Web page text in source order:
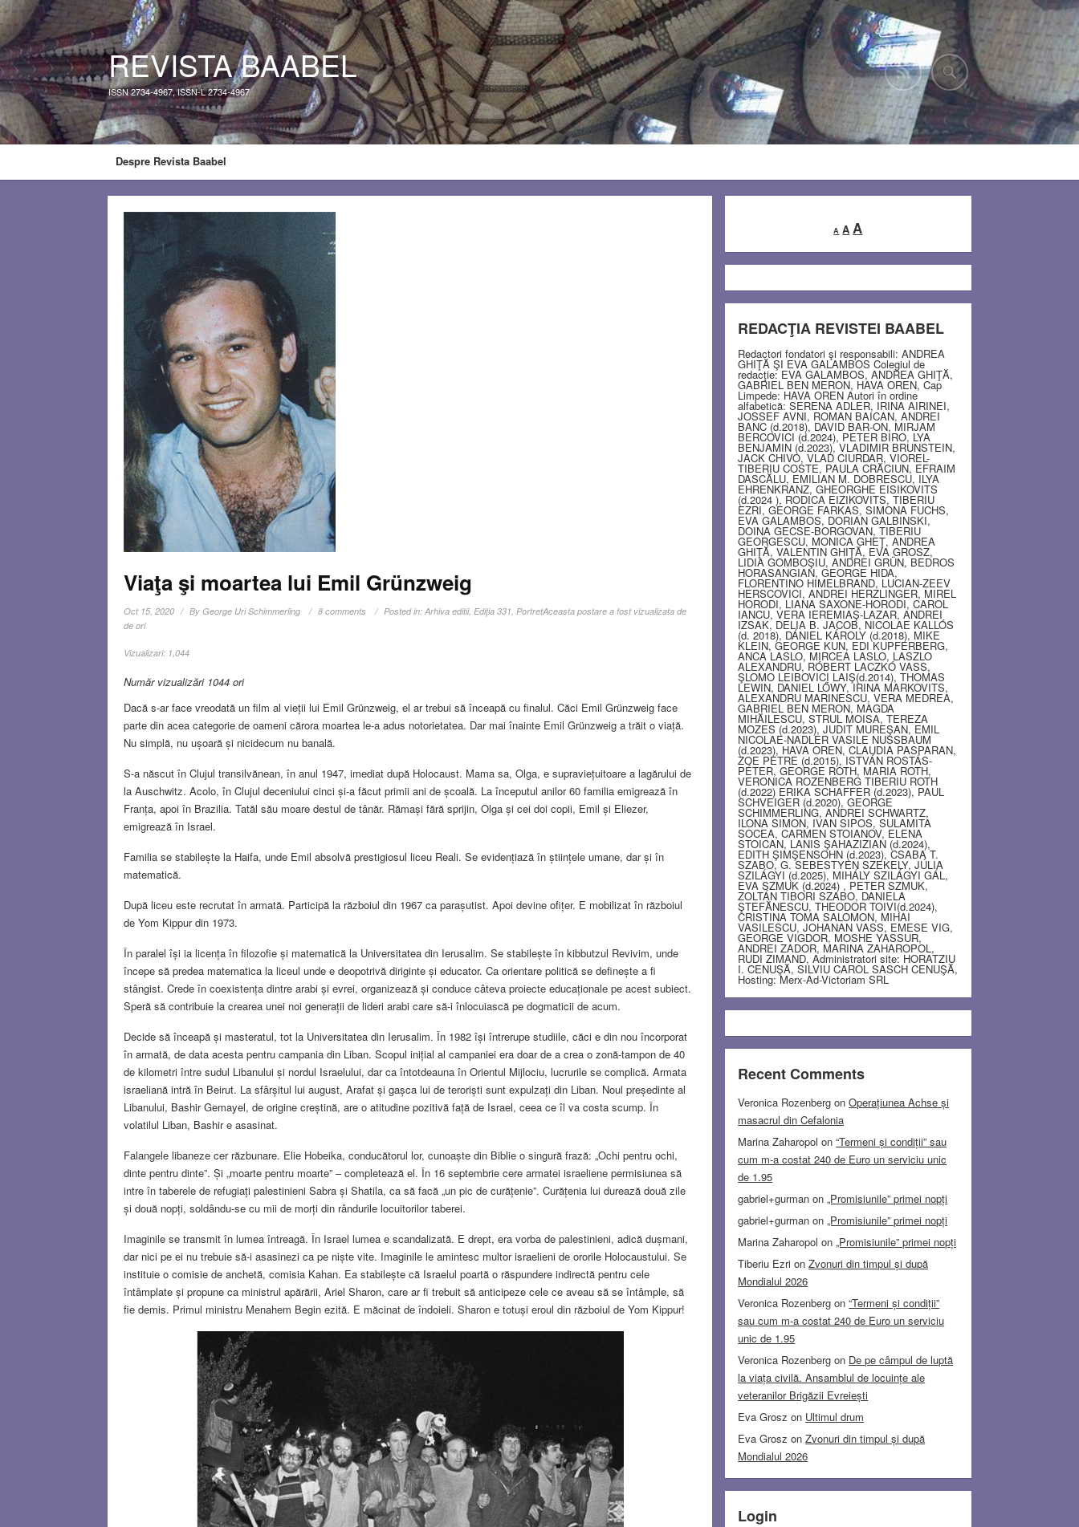
REVISTA BAABEL
ISSN 2734-4967, ISSN-L 2734-4967
Despre Revista Baabel
Viaţa şi moartea lui Emil Grünzweig
Oct 15, 2020 ByGeorge Uri Schimmerling 8 comments Posted in:Arhiva editii,Ediţia 331,PortretAceasta postare a fost vizualizata de
de ori
Vizualizari: 1,044
Număr vizualizări 1044 ori
Dacă s-ar face vreodată un film al vieții lui Emil Grünzweig, el ar trebui să înceapă cu finalul. Căci Emil Grünzweig face
parte din acea categorie de oameni cărora moartea le-a adus notorietatea. Dar mai înainte Emil Grünzweig a trăit o viață.
Nu simplă, nu ușoară și nicidecum nu banală.
S-a născut în Clujul transilvănean, în anul 1947, imediat după Holocaust. Mama sa, Olga, e supraviețuitoare a lagărului de
la Auschwitz. Acolo, în Clujul deceniului cinci și-a făcut primii ani de școală. La începutul anilor 60 familia emigrează în
Franța, apoi în Brazilia. Tatăl său moare destul de tânăr. Rămași fără sprijin, Olga și cei doi copii, Emil și Eliezer,
emigrează în Israel.
Familia se stabilește la Haifa, unde Emil absolvă prestigiosul liceu Reali. Se evidențiază în științele umane, dar și în
matematică.
După liceu este recrutat în armată. Participă la războiul din 1967 ca parașutist. Apoi devine ofițer. E mobilizat în războiul
de Yom Kippur din 1973.
În paralel își ia licența în filozofie și matematică la Universitatea din Ierusalim. Se stabilește în kibbutzul Revivim, unde
începe să predea matematica la liceul unde e deopotrivă diriginte și educator. Ca orientare politică se definește a fi
stângist. Crede în coexistența dintre arabi și evrei, organizează și conduce câteva proiecte educaționale pe acest subiect.
Speră să contribuie la crearea unei noi generații de lideri arabi care să-i înlocuiască pe dogmaticii de acum.
Decide să înceapă și masteratul, tot la Universitatea din Ierusalim. În 1982 își întrerupe studiile, căci e din nou încorporat
în armată, de data acesta pentru campania din Liban. Scopul inițial al campaniei era doar de a crea o zonă-tampon de 40
de kilometri între sudul Libanului și nordul Israelului, dar ca întotdeauna în Orientul Mijlociu, lucrurile se complică. Armata
israeliană intră în Beirut. La sfârșitul lui august, Arafat și gașca lui de teroriști sunt expulzați din Liban. Noul președinte al
Libanului, Bashir Gemayel, de origine creștină, are o atitudine pozitivă față de Israel, ceea ce îl va costa scump. În
volatilul Liban, Bashir e asasinat.
Falangele libaneze cer răzbunare. Elie Hobeika, conducătorul lor, cunoaște din Biblie o singură frază: „Ochi pentru ochi,
dinte pentru dinte”. Și „moarte pentru moarte” – completează el. În 16 septembrie cere armatei israeliene permisiunea să
intre în taberele de refugiați palestinieni Sabra și Shatila, ca să facă „un pic de curățenie”. Curățenia lui durează două zile
și două nopți, soldându-se cu mii de morți din rândurile locuitorilor taberei.
Imaginile se transmit în lumea întreagă. În Israel lumea e scandalizată. E drept, era vorba de palestinieni, adică dușmani,
dar nici pe ei nu trebuie să-i asasinezi ca pe niște vite. Imaginile le amintesc multor israelieni de ororile Holocaustului. Se
instituie o comisie de anchetă, comisia Kahan. Ea stabilește că Israelul poartă o răspundere indirectă pentru cele
întâmplate și propune ca ministrul apărării, Ariel Sharon, care ar fi trebuit să anticipeze cele ce aveau să se întâmple, să
fie demis. Primul ministru Menahem Begin ezită. E măcinat de îndoieli. Sharon e totuși eroul din războiul de Yom Kippur!
A
Decrease
font
A Reset
AIncrease
font
REDACŢIA REVISTEI BAABEL
Redactori fondatori şi responsabili: ANDREA
GHIŢĂ ŞI EVA GALAMBOS Colegiul de
redacţie: EVA GALAMBOS, ANDREA GHIŢĂ,
GABRIEL BEN MERON, HAVA OREN, Cap
Limpede: HAVA OREN Autori în ordine
alfabetică: SERENA ADLER, IRINA AIRINEI,
JOSSEF AVNI, ROMAN BAICAN, ANDREI
BANC (d.2018), DAVID BAR-ON, MIRJAM
BERCOVICI (d.2024), PETER BIRO, LYA
BENJAMIN (d.2023), VLADIMIR BRUNSTEIN,
JACK CHIVO, VLAD CIURDAR, VIOREL-
TIBERIU COSTE, PAULA CRĂCIUN, EFRAIM
DASCĂLU, EMILIAN M. DOBRESCU, ILYA
EHRENKRANZ, GHEORGHE EISIKOVITS
(d.2024 ), RODICA EIZIKOVITS, TIBERIU
EZRI, GEORGE FARKAS, SIMONA FUCHS,
EVA GALAMBOS, DORIAN GALBINSKI,
DOINA GECSE-BORGOVAN, TIBERIU
GEORGESCU, MONICA GHEŢ, ANDREA
GHIŢĂ, VALENTIN GHIŢĂ, EVA GROSZ,
LIDIA GOMBOŞIU, ANDREI GRÜN, BEDROS
HORASANGIAN, GEORGE HIDA,
FLORENTINO HIMELBRAND, LUCIAN-ZEEV
HERSCOVICI, ANDREI HERZLINGER, MIREL
HORODI, LIANA SAXONE-HORODI, CAROL
IANCU, VERA IEREMIAŞ-LAZAR, ANDREI
IZSAK, DELIA B. JACOB, NICOLAE KALLÓS
(d. 2018), DÁNIEL KÁROLY (d.2018), MIKE
KLEIN, GEORGE KUN, EDI KUPFERBERG,
ANCA LASLO, MIRCEA LASLO, LASZLO
ALEXANDRU, RÓBERT LACZKÓ VASS,
ŞLOMO LEIBOVICI LAIŞ(d.2014), THOMAS
LEWIN, DANIEL LŐWY, IRINA MARKOVITS,
ALEXANDRU MARINESCU, VERA MEDREA,
GABRIEL BEN MERON, MAGDA
MIHĂILESCU, STRUL MOISA, TEREZA
MOZES (d.2023), JUDIT MUREŞAN, EMIL
NICOLAE-NADLER VASILE NUSSBAUM
(d.2023), HAVA OREN, CLAUDIA PASPARAN,
ZOE PETRE (d.2015), ISTVÁN ROSTÁS-
PÉTER, GEORGE ROTH, MARIA ROTH,
VERONICA ROZENBERG TIBERIU ROTH
(d.2022) ERIKA SCHAFFER (d.2023), PAUL
SCHVEIGER (d.2020), GEORGE
SCHIMMERLING, ANDREI SCHWARTZ,
ILONA SIMON, IVAN SIPOS, SULAMITA
SOCEA, CARMEN STOIANOV, ELENA
STOICAN, LANIS ŞAHAZIZIAN (d.2024),
EDITH ŞIMŞENSOHN (d.2023), CSABA T.
SZABO, G. SEBESTYEN SZEKELY, JÚLIA
SZILÁGYI (d.2025), MIHÁLY SZILÁGYI GÁL,
EVA SZMUK (d.2024) , PETER SZMUK,
ZOLTÁN TIBORI SZABO, DANIELA
ŞTEFĂNESCU, THEODOR TOIVI(d.2024),
CRISTINA TOMA SALOMON, MIHAI
VASILESCU, JOHANAN VASS, EMESE VIG,
GEORGE VIGDOR, MOSHE YASSUR,
ANDREI ZADOR, MARINA ZAHAROPOL,
RUDI ZIMAND, Administratori site: HORATZIU
I. CENUŞĂ, SILVIU CAROL SASCH CENUŞĂ,
Hosting: Merx-Ad-Victoriam SRL
Recent Comments
Veronica Rozenberg onOperațiunea Achse și
masacrul din Cefalonia
Marina Zaharopol on“Termeni și condiții” sau
cum m-a costat 240 de Euro un serviciu unic
de 1.95
gabriel+gurman on„Promisiunile” primei nopți
gabriel+gurman on„Promisiunile” primei nopți
Marina Zaharopol on„Promisiunile” primei nopți
Tiberiu Ezri onZvonuri din timpul și după
Mondialul 2026
Veronica Rozenberg on“Termeni și condiții”
sau cum m-a costat 240 de Euro un serviciu
unic de 1.95
Veronica Rozenberg on De pe câmpul de luptă
la viața civilă. Ansamblul de locuințe ale
veteranilor Brigăzii Evreiești
Eva Grosz on Ultimul drum
Eva Grosz onZvonuri din timpul și după
Mondialul 2026
Login